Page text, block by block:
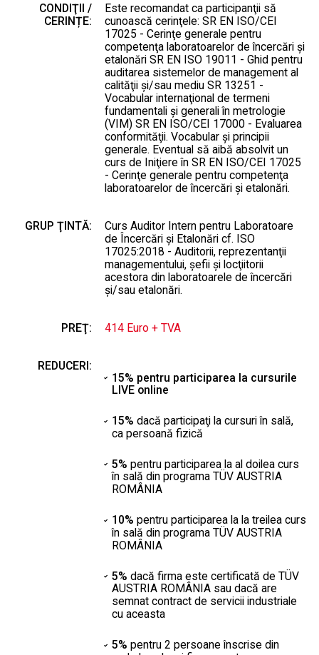
CONDIŢII /
CERINȚE:
Este recomandat ca participanţii să
cunoască cerinţele: SR EN ISO/CEI
17025 - Cerinţe generale pentru
competenţa laboratoarelor de încercări şi
etalonări SR EN ISO 19011 - Ghid pentru
auditarea sistemelor de management al
calităţii şi/sau mediu SR 13251 -
Vocabular internaţional de termeni
fundamentali şi generali în metrologie
(VIM) SR EN ISO/CEI 17000 - Evaluarea
conformităţii. Vocabular şi principii
generale. Eventual să aibă absolvit un
curs de Iniţiere în SR EN ISO/CEI 17025
- Cerinţe generale pentru competenţa
laboratoarelor de încercări şi etalonări.
GRUP ŢINTĂ:
Curs Auditor Intern pentru Laboratoare
de Încercări şi Etalonări cf. ISO
17025:2018 - Auditorii, reprezentanţii
managementului, şefii şi locţiitorii
acestora din laboratoarele de încercări
şi/sau etalonări.
PREŢ: 414 Euro + TVA
REDUCERI:
15% pentru participarea la cursurile
LIVE online
15% dacă participaţi la cursuri în sală,
ca persoană fizică
5% pentru participarea la al doilea curs
în sală din programa TÜV AUSTRIA
ROMÂNIA
10% pentru participarea la la treilea curs
în sală din programa TÜV AUSTRIA
ROMÂNIA
5% dacă firma este certificată de TÜV
AUSTRIA ROMÂNIA sau dacă are
semnat contract de servicii industriale
cu aceasta
5% pentru 2 persoane înscrise din